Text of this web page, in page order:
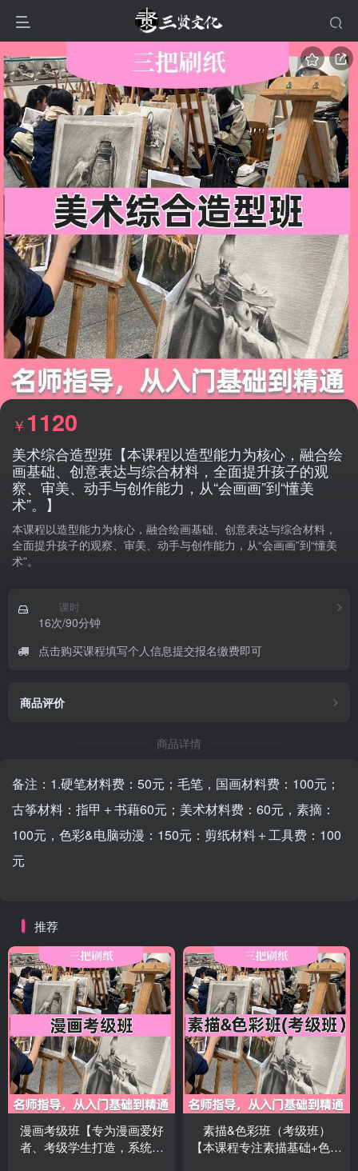
美术综合造型班【本课程以造型能力为核心，融合绘
画基础、创意表达与综合材料，全面提升孩子的观
察、审美、动手与创作能力，从“会画画”到“懂美
术”。】
本课程以造型能力为核心，融合绘画基础、创意表达与综合材料，
全面提升孩子的观察、审美、动手与创作能力，从“会画画”到“懂美
术”。
￥ 1120
课时
16次/90分钟
点击购买课程填写个人信息提交报名缴费即可
商品评价
商品详情
备注：1.硬笔材料费：50元；毛笔，国画材料费：100元；
古筝材料：指甲＋书藉60元；美术材料费：60元，素摘：
100元，色彩&电脑动漫：150元：剪纸材料＋工具费：100
元
推荐
漫画考级班【专为漫画爱好
者、考级学生打造，系统学
素描&色彩班（考级班）
【本课程专注素描基础+色彩